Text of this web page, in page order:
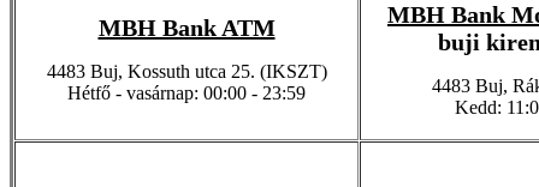
MBH Bank ATM
4483 Buj, Kossuth utca 25. (IKSZT)
Hétfő - vasárnap: 00:00 - 23:59
MBH Bank
buji
4483 Buj,
Kedd: